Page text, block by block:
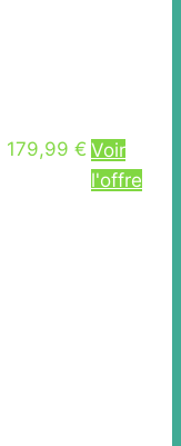
179,99 € Voir
l'offre